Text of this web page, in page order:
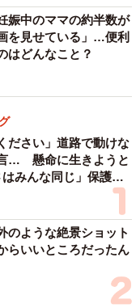
娠中のママの約半数が
を見せている」…便利
はどんなこと？
ださい」道路で動けな
… 懸命に生きようと
みんな同じ」保護団
のような絶景ショット
らいいところだったん